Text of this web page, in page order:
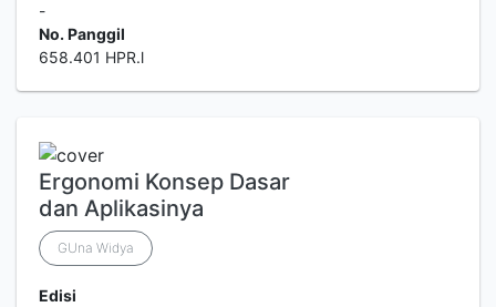
-
No. Panggil
658.401 HPR.l
Ergonomi Konsep Dasar
dan Aplikasinya
GUna Widya
Edisi